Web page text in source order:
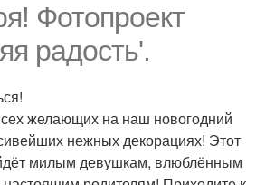
Фотопроект
радость'.
желающих на наш новогодний
нежных декорациях! Этот
милым девушкам, влюблённым